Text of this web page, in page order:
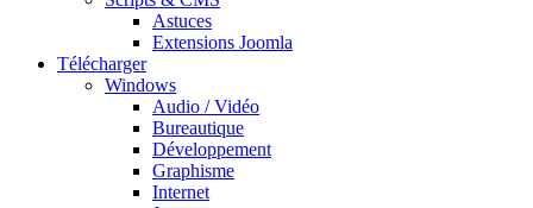
Astuces
Extensions Joomla
Télécharger
Windows
Audio / Vidéo
Bureautique
Développement
Graphisme
Internet